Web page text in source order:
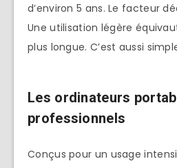
d’environ 5 ans. Le facteur
Une utilisation légère
plus longue. C’est aussi
Les ordinateurs
professionnels
Conçus pour un usage